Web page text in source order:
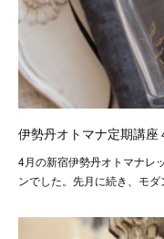
伊勢丹オトマナ定期講座
4月の新宿伊勢丹オトマナレ
ンでした。先月に続き、モ